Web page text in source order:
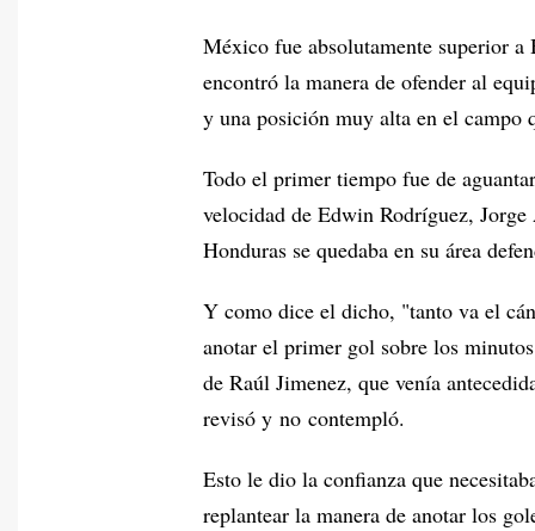
México fue absolutamente superior
encontró la manera de ofender al
y una posición muy alta en el campo
Todo el primer tiempo fue de
velocidad de Edwin Rodríguez,
Honduras se quedaba en su área
Y como dice el dicho, "tanto va el
anotar el primer gol sobre los
de Raúl Jimenez, que venía
revisó y no contempló.
Esto le dio la confianza que
replantear la manera de anotar los